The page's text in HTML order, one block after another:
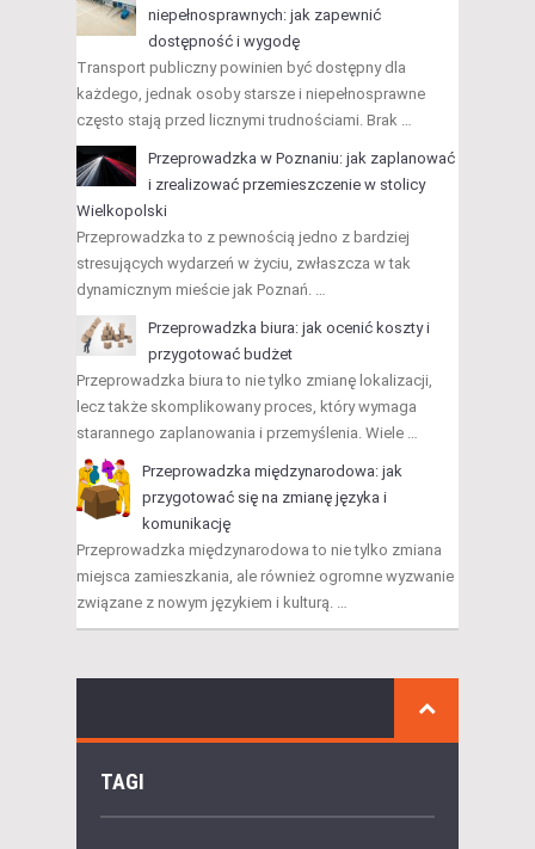
niepełnosprawnych: jak zapewnić
dostępność i wygodę
Transport publiczny powinien być dostępny dla
każdego, jednak osoby starsze i niepełnosprawne
często stają przed licznymi trudnościami. Brak …
Przeprowadzka w Poznaniu: jak zaplanować
i zrealizować przemieszczenie w stolicy
Wielkopolski
Przeprowadzka to z pewnością jedno z bardziej
stresujących wydarzeń w życiu, zwłaszcza w tak
dynamicznym mieście jak Poznań. …
Przeprowadzka biura: jak ocenić koszty i
przygotować budżet
Przeprowadzka biura to nie tylko zmianę lokalizacji,
lecz także skomplikowany proces, który wymaga
starannego zaplanowania i przemyślenia. Wiele …
Przeprowadzka międzynarodowa: jak
przygotować się na zmianę języka i
komunikację
Przeprowadzka międzynarodowa to nie tylko zmiana
miejsca zamieszkania, ale również ogromne wyzwanie
związane z nowym językiem i kulturą. …
TAGI